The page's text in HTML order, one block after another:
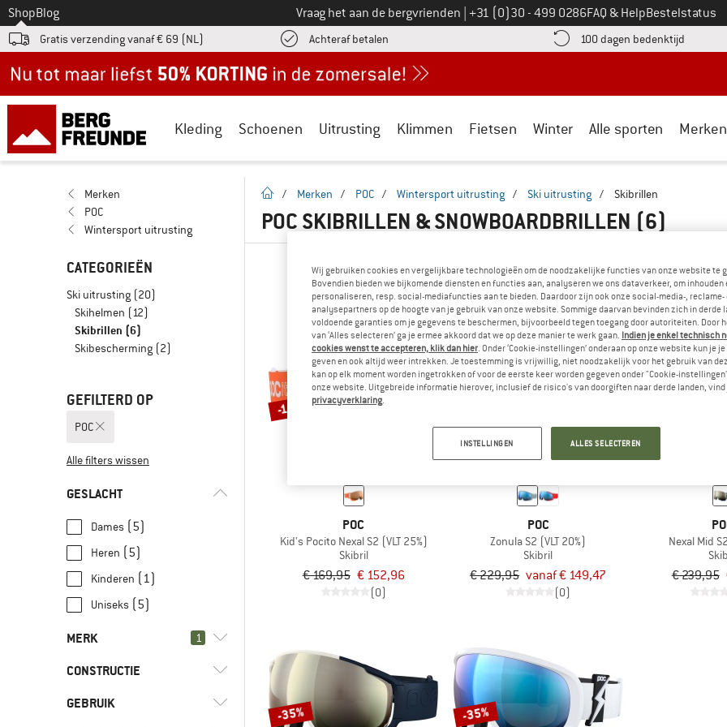
Naar
ShopBlog Vraag het aan de bergvrienden Bel ons op
+31 (0)30 - 499 0286FAQ & HelpBestelstatus
Gratis verzending vanaf € 69 (NL) Achteraf betalen vind de betalingsinformatie hier! Opent in een infovak
100 dagen bedenktijd Vind
Kleding Schoenen Uitrusting Klimmen Fietsen Winter Alle sporten Merken
Merken
POC
Wintersport uitrusting
CATEGORIEËN
Ski uitrusting (20)
Skihelmen (12)
Skibrillen (6)
Skibescherming (2)
GEFILTERD OP
POC
Alle filters wissen
GESLACHT
Dames (5)
Heren (5)
Kinderen (1)
Uniseks (5)
MERK 1
CONSTRUCTIE
Half montuur
GEBRUIK
Startpagina
/ Merken / POC / Wintersport uitrusting / Ski uitrusting / Skibrillen
POC SKIBRILLEN & SNOWBOARDBRILLEN (6)
-10%
POC
Kid's Pocito Nexal S2 (VLT 25%)
Skibril
€ 169,95 € 152,96
(0)
POC
Zonula S2 (VLT 20%)
Skibril
€ 229,95 vanaf € 149,47
(0)
Nexal Mid
€ 239,95
-35% -35%
Wij gebruiken cookies en vergelijkbare technologieën om de noodzakelijke functies van onze website te
Bovendien bieden we bijkomende diensten en functies aan, analyseren we ons dataverkeer, om inhouden
personaliseren, resp. social-mediafuncties aan te bieden. Daardoor zijn ook onze social-media-, reclame-
analysepartners op de hoogte van je gebruik van onze website. Sommige daarvan bevinden zich in derde
voldoende garanties om je gegevens te beschermen, bijvoorbeeld tegen toegang door autoriteiten. Door
van ‘Alles selecteren’ ga je ermee akkoord dat we op deze manier te werk gaan. Indien je enkel technisch
cookies wenst te accepteren, klik dan hier. Onder ‘Cookie-instellingen’ onderaan op onze website kun je
geven en ook altijd weer intrekken. Je toestemming is vrijwillig, niet noodzakelijk voor het gebruik van
kan op elk moment worden ingetrokken of voor de eerste keer worden gegeven onder "Cookie-
onze website. Uitgebreide informatie hierover, inclusief de risico's van doorgiften naar derde landen, vind
privacyverklaring.
INSTELLINGEN ALLES SELECTEREN